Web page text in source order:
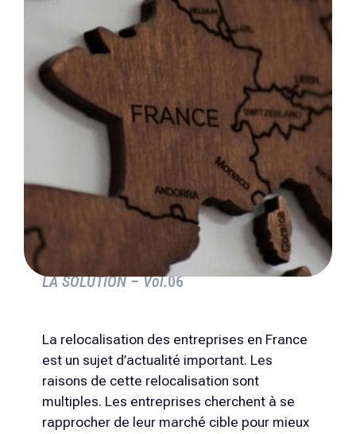
LA SOLUTION – Vol.06
La relocalisation des entreprises en France
est un sujet d’actualité important. Les
raisons de cette relocalisation sont
multiples. Les entreprises cherchent à se
rapprocher de leur marché cible pour mieux